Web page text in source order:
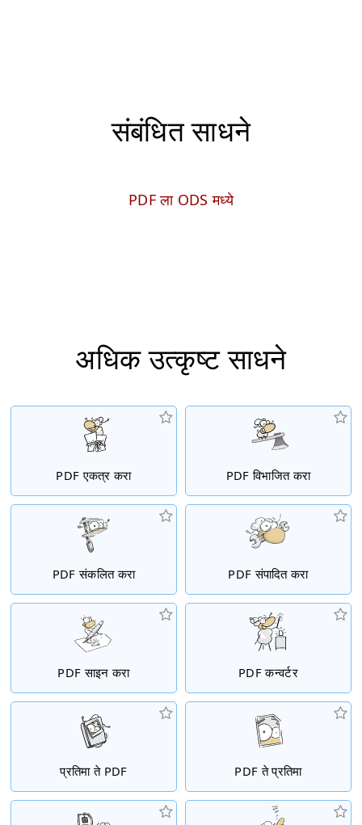
संबंधित साधने
PDF ला ODS मध्ये
अधिक उत्कृष्ट साधने
PDF एकत्र करा PDF विभाजित करा
PDF संकलित करा PDF संपादित करा
PDF साइन करा PDF कन्वर्टर
प्रतिमा ते PDF PDF ते प्रतिमा